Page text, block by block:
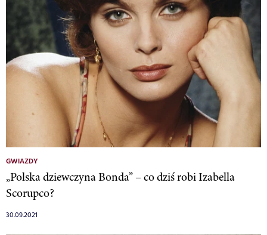
GWIAZDY
„Polska dziewczyna Bonda” – co dziś robi Izabella
Scorupco?
30.09.2021